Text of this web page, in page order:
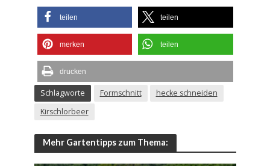
teilen teilen
merken teilen
drucken
Schlagworte Formschnitt
hecke schneiden
Kirschlorbeer
Mehr Gartentipps zum Thema: